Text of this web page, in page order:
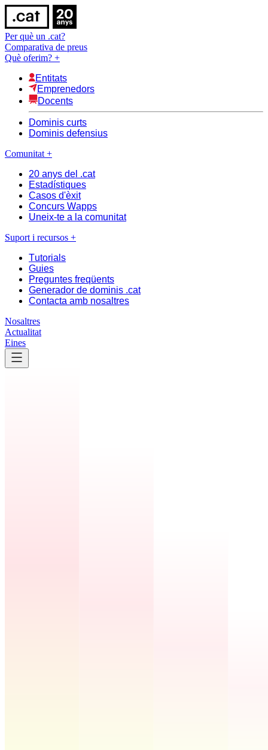
Per què un .cat?
Comparativa de preus
Què oferim? +
Entitats
Emprenedors
Docents
Dominis curts
Dominis defensius
Comunitat +
20 anys del .cat
Estadístiques
Casos d'èxit
Concurs Wapps
Uneix-te a la comunitat
Suport i recursos +
Tutorials
Guies
Preguntes freqüents
Generador de dominis .cat
Contacta amb nosaltres
Nosaltres
Actualitat
Eines